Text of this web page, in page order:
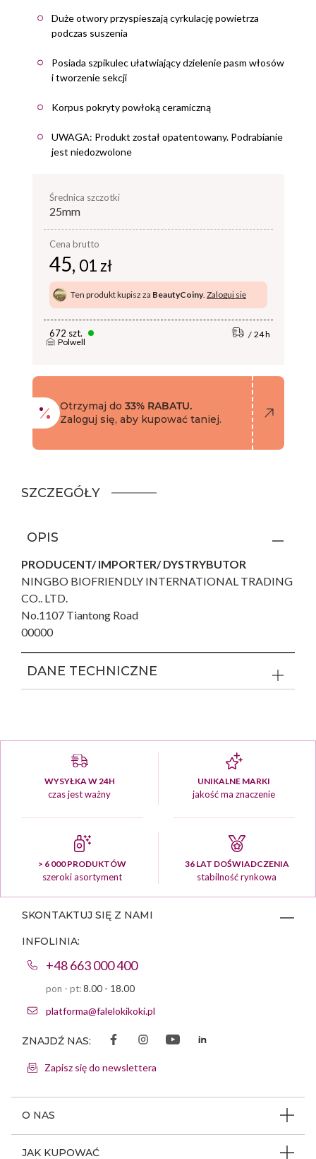
Duże otwory przyspieszają cyrkulację powietrza
podczas suszenia
Posiada szpikulec ułatwiający dzielenie pasm włosów
i tworzenie sekcji
Korpus pokryty powłoką ceramiczną
UWAGA: Produkt został opatentowany. Podrabianie
jest niedozwolone
średnica szczotki
25mm
Cena brutto
45, 01 zł
Ten produkt kupisz za BeautyCoiny. Zaloguj się
672 szt.
Polwell
24 h
Otrzymaj do 33% RABATU.
Zaloguj się, aby kupować taniej.
SZCZEGÓŁY
OPIS
PRODUCENT/ IMPORTER/ DYSTRYBUTOR
NINGBO BIOFRIENDLY INTERNATIONAL TRADING
CO.. LTD.
No.1107 Tiantong Road
00000
DANE TECHNICZNE
WYSYŁKA W 24H
czas jest ważny
UNIKALNE MARKI
jakość ma znaczenie
> 6 000 PRODUKTÓW
szeroki asortyment
36 LAT DOŚWIADCZENIA
stabilność rynkowa
O NAS
JAK KUPOWAĆ
SKONTAKTUJ SIĘ Z NAMI
INFOLINIA:
+48 663 000 400
pon - pt:8.00 - 18.00
platforma@falelokikoki.pl
ZNAJDŹ NAS:
Zapisz się do newslettera